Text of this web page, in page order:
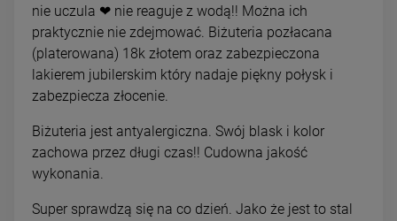
nie uczula ❤ nie reaguje z wodą!! Można ich
praktycznie nie zdejmować. Biżuteria pozłacana
(platerowana) 18k złotem oraz zabezpieczona
lakierem jubilerskim który nadaje piękny połysk i
zabezpiecza złocenie.
Biżuteria jest antyalergiczna. Swój blask i kolor
zachowa przez długi czas!! Cudowna jakość
wykonania.
Super sprawdzą się na co dzień. Jako że jest to stal